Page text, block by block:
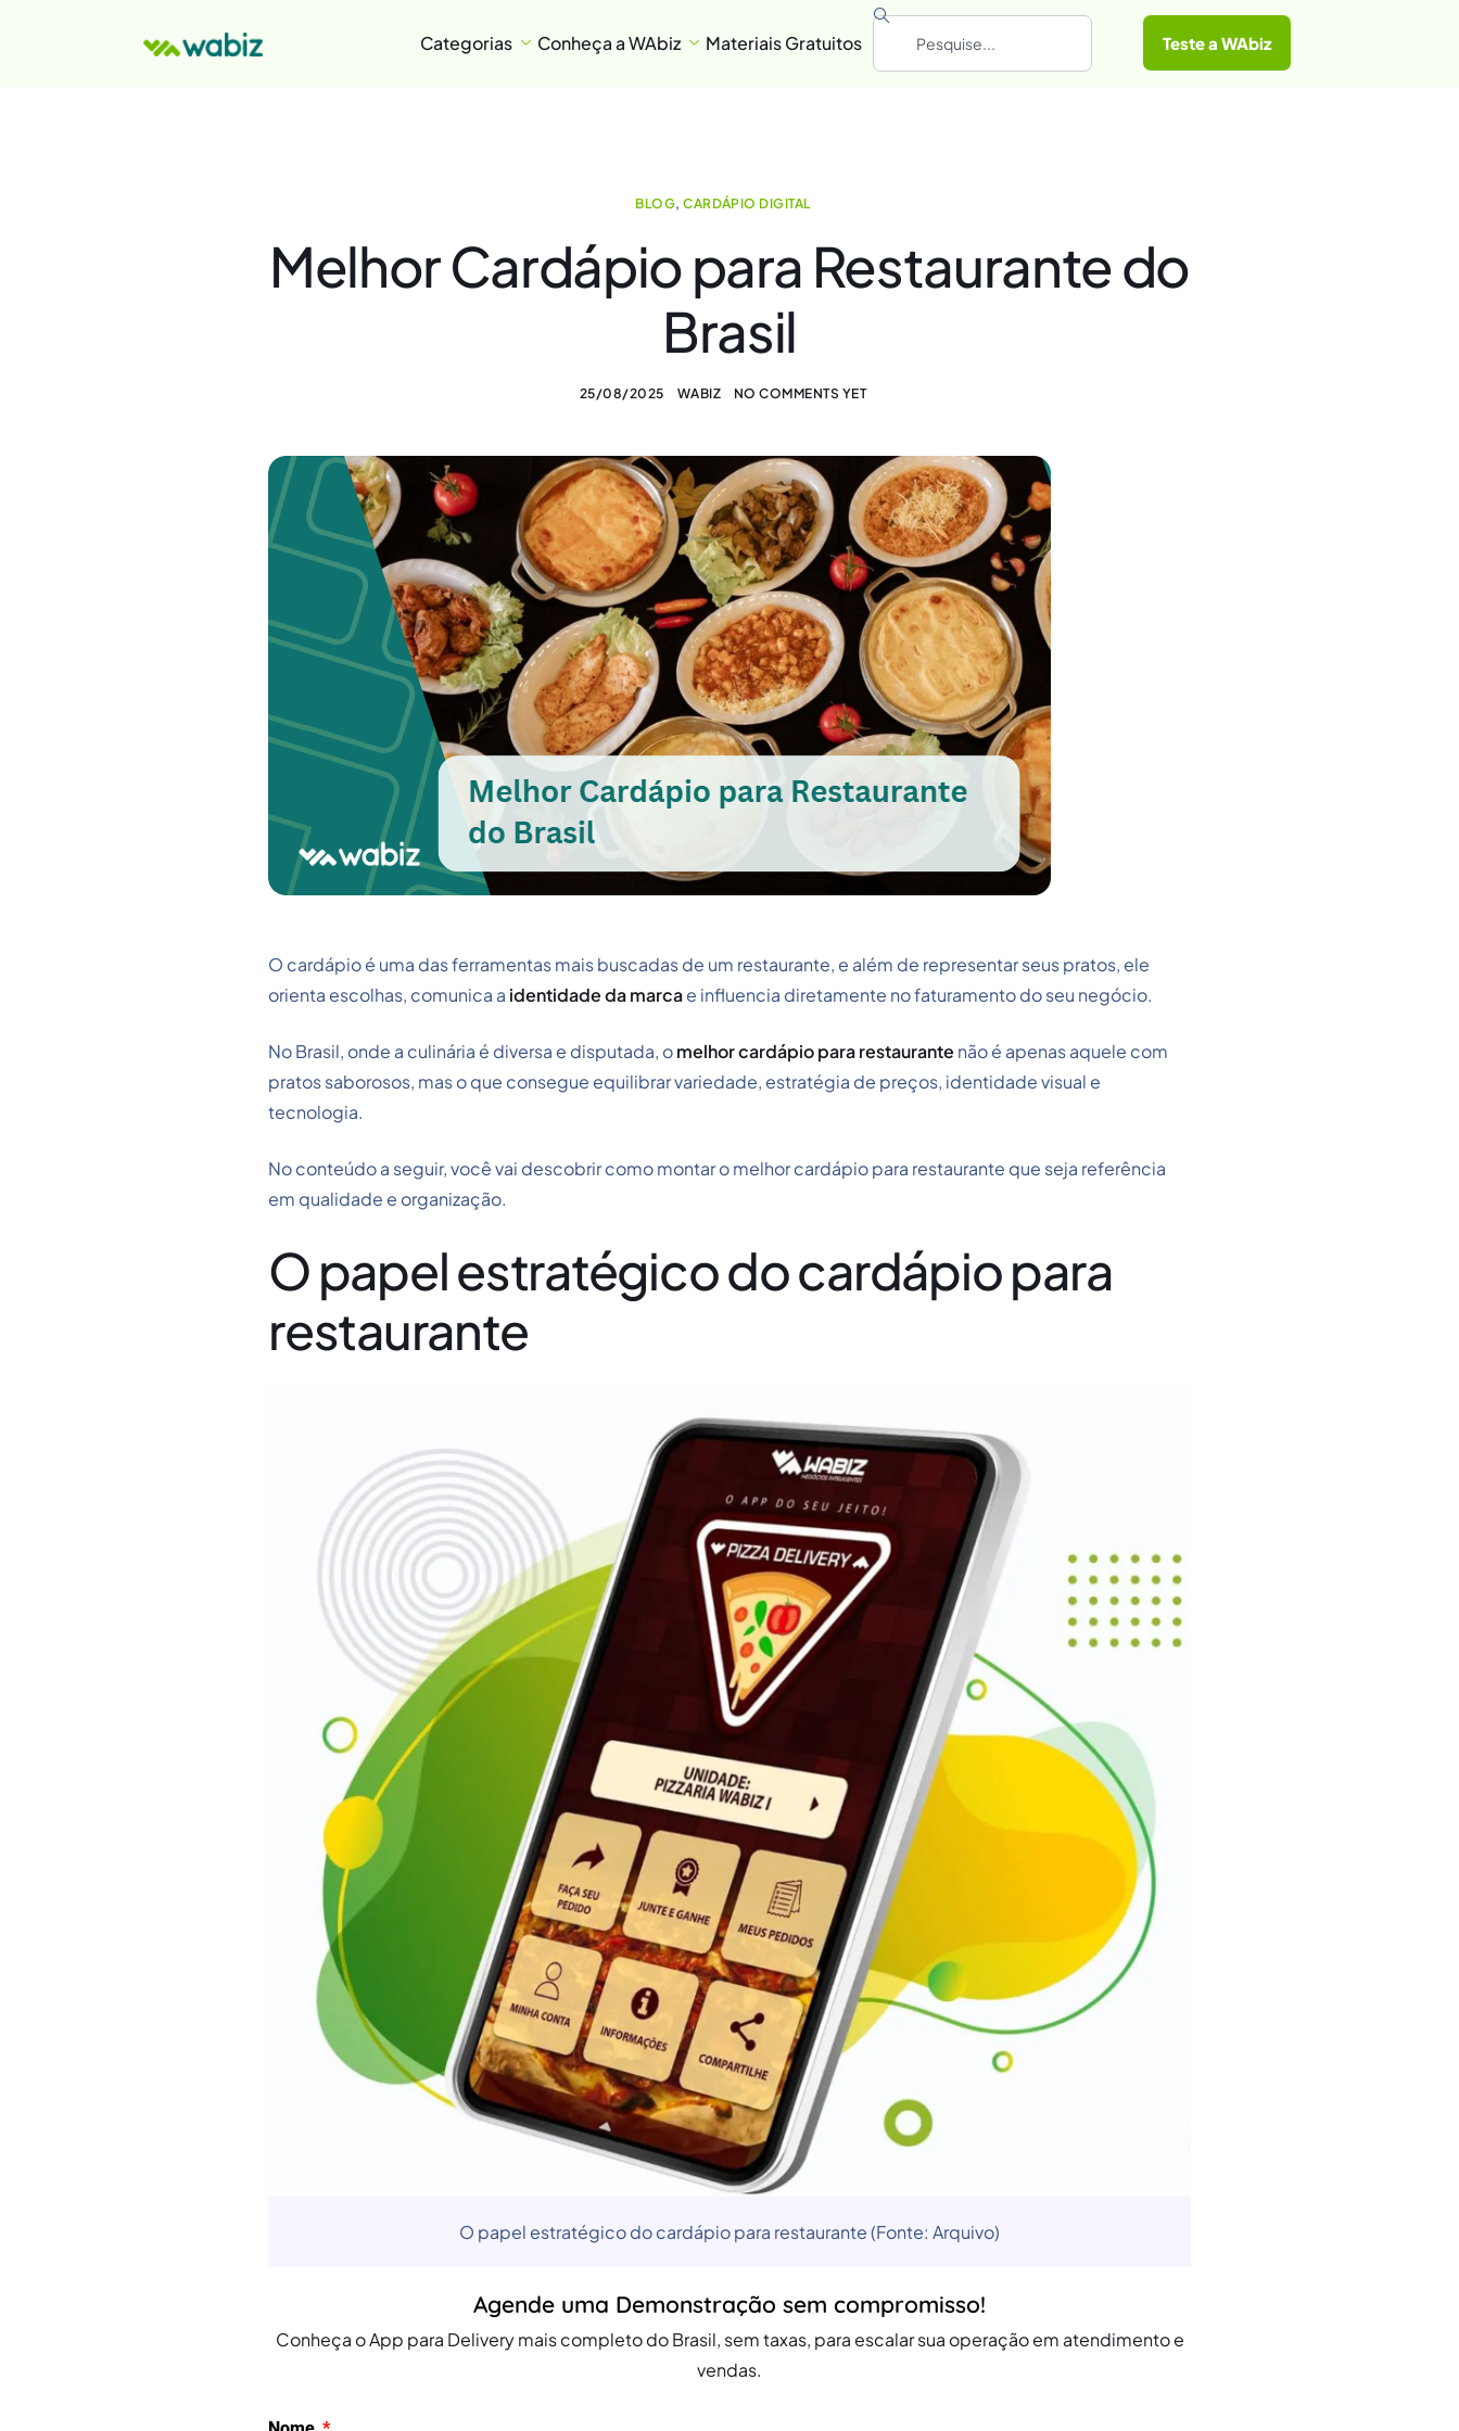
Categorias Conheça a WAbiz Materiais Gratuitos Teste a WAbiz
BLOG,CARDÁPIO DIGITAL
Melhor Cardápio para Restaurante do
Brasil
25/08/2025 WABIZ NO COMMENTS YET
O cardápio é uma das ferramentas mais buscadas de um restaurante, e além de representar seus pratos, ele
orienta escolhas, comunica a identidade da marcae influencia diretamente no faturamento do seu negócio.
No Brasil, onde a culinária é diversa e disputada, omelhor cardápio para restaurante não é apenas aquele com
pratos saborosos, mas o que consegue equilibrar variedade, estratégia de preços, identidade visual e
tecnologia.
No conteúdo a seguir, você vai descobrir como montar o melhor cardápio para restaurante que seja referência
em qualidade e organização.
O papel estratégico do cardápio para
restaurante
O papel estratégico do cardápio para restaurante (Fonte: Arquivo)
Agende uma Demonstração sem compromisso!
Conheça o App para Delivery mais completo do Brasil, sem taxas, para escalar sua operação em atendimento e
vendas.